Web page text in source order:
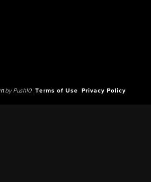
by Push10. Terms of Use Privacy Policy